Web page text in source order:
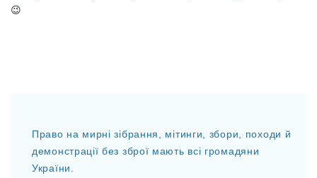
😉
Право на мирні зібрання, мітинги, збори, походи й
демонстрації без зброї мають всі громадяни
України.